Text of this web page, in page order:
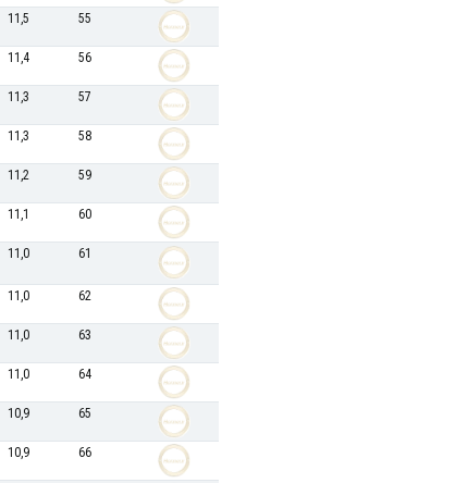
11,5 55
11,4 56
11,3 57
11,3 58
11,2 59
11,1 60
11,0 61
11,0 62
11,0 63
11,0 64
10,9 65
10,9 66